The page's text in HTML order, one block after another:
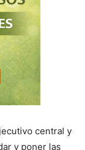
central y
y poner las